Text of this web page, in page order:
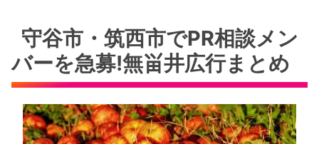
守谷市・筑西市でPR相談メン
バーを急募!無畄井広行まとめ